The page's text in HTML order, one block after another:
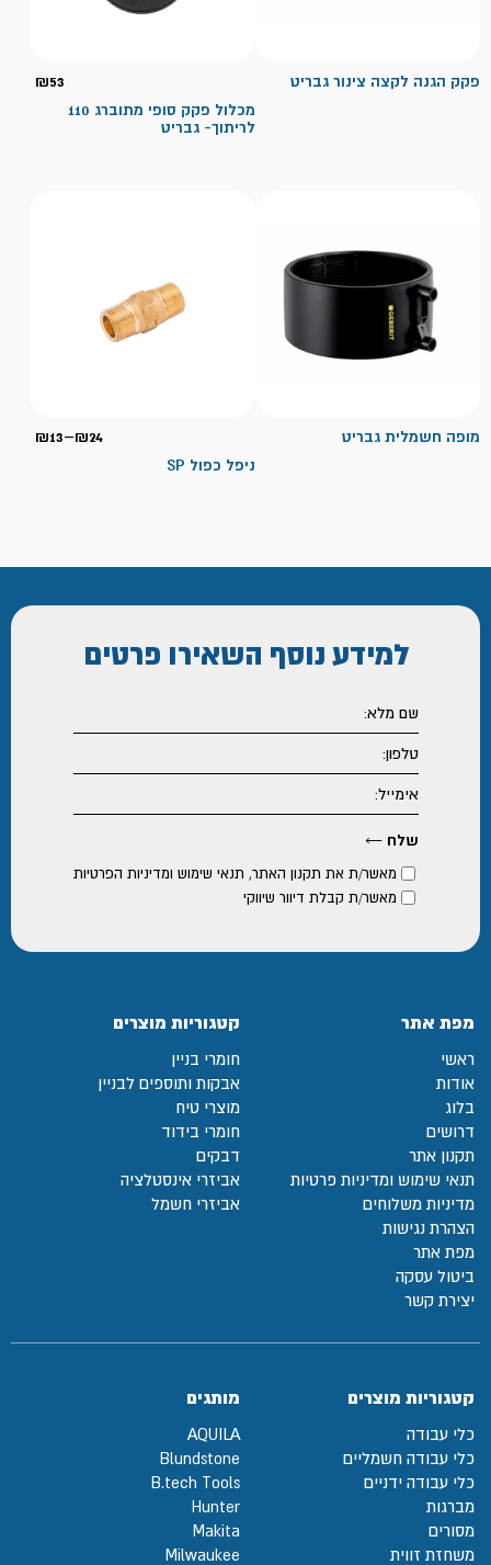
פקק הגנה לקצה צינור גבריט ₪53
מכלול פקק סופי מתוברג 110
לריתוך- גבריט
מופה חשמלית גבריט ₪13–₪24
ניפל כפול SP
למידע נוסף השאירו פרטים
מאשר/ת את תקנון האתר, תנאי שימוש ומדיניות הפרטיות
מאשר/ת קבלת דיוור שיווקי
מפת אתר
ראשי
אודות
בלוג
דרושים
תקנון אתר
תנאי שימוש ומדיניות פרטיות
מדיניות משלוחים
הצהרת נגישות
מפת אתר
ביטול עסקה
יצירת קשר
קטגוריות מוצרים
חומרי בניין
אבקות ותוספים לבניין
מוצרי טיח
חומרי בידוד
דבקים
אביזרי אינסטלציה
אביזרי חשמל
קטגוריות מוצרים
כלי עבודה
כלי עבודה חשמליים
כלי עבודה ידניים
מברגות
מסורים
משחזת זווית
מותגים
AQUILA
Blundstone
B.tech Tools
Hunter
Makita
Milwaukee